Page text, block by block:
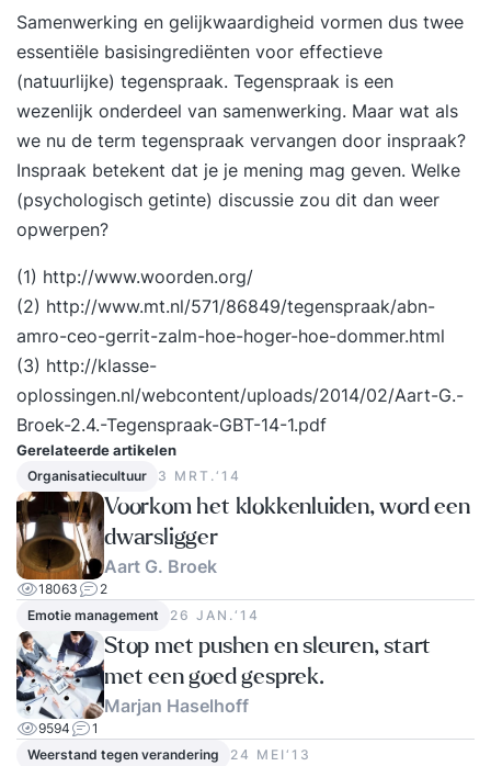
waarin je de inhoud van de training nog eens kan
doorlezen en je eigen persoonlijke plan van
aanpak waarin jouw leerdoelen en de weg
daarnaartoe beschreven staat. Tevens staan we
na de training altijd voor je klaar met onze
support. Benieuwd geworden? Vraag dan nu de
gratis brochure aan en laat je e-mailadres en/of
telefoonnummer achter. Dan neemt Supertrainer
geven. Liever incompany voor een groep? Dat
kan ook, dan schrijven wij een voorstel op maat.
Voor wie? Professionals, leidinggevenden en
iedereen die met weerstand te maken heeft.
Resultaat Na de training beschik je over tools en
handvatten om op een zelfverzekerde en
effectieve om te gaan met weerstand. Werkwijze
van Supertrainer Intakegesprek (vrijblijvend)Jij
krijgt de beste training als die is afgestemd op
jou behoeften. Daarom brengen we samen jouw
situatie in kaart. Dat kan telefonisch en duurt
maximaal 30 minuten. Tegelijkertijd kan jij ook
alles aan ons vragen om zo te beslissen of we bij
je passen. Persoonlijke brochure (vrijblijvend)Na
het intakegesprek krijg je binnen enkele dagen
jouw persoonlijke brochure. Daarin kan je het
inhoudelijk programma vinden samen met
Samenwerking en gelijkwaardigheid vormen dus twee
essentiële basisingrediënten voor effectieve
(natuurlijke) tegenspraak. Tegenspraak is een
wezenlijk onderdeel van samenwerking. Maar wat als
we nu de term tegenspraak vervangen door inspraak?
Inspraak betekent dat je je mening mag geven. Welke
(psychologisch getinte) discussie zou dit dan weer
opwerpen?
(1) http://www.woorden.org/
(2) http://www.mt.nl/571/86849/tegenspraak/abn-
amro-ceo-gerrit-zalm-hoe-hoger-hoe-dommer.html
(3) http://klasse-
oplossingen.nl/webcontent/uploads/2014/02/Aart-G.-
Broek-2.4.-Tegenspraak-GBT-14-1.pdf
Gerelateerde artikelen
Organisatiecultuur 3 MRT.‘14
Voorkom het klokkenluiden, word een
dwarsligger
Aart G. Broek
18063
2
Emotie management
26 JAN.‘14
Stop met pushen en sleuren, start
met een goed gesprek.
Marjan Haselhoff
9594
1
Weerstand tegen verandering
24 MEI‘13